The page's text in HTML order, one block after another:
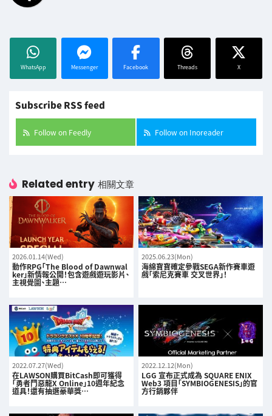
WhatsApp Messenger Facebook Threads X
Subscribe RSS feed
Follow on Feedly Follow on Inoreader
Related entry 相關文章
2026.01.14(Wed)
動作RPG「The Blood of Dawnwal
ker」新情報公開！包含遊戲遊玩影片、
主視覺圖、主題…
2025.06.23(Mon)
海綿寶寶確定參戰SEGA新作賽車遊
戲「索尼克賽車 交叉世界」！
2022.07.27(Wed)
在LAWSON購買BitCash即可獲得
「勇者鬥惡龍X Online」10週年紀念
道具！還有抽選豪華獎…
2022.12.12(Mon)
LGG 宣布正式成為 SQUARE ENIX
Web3 項目「SYMBIOGENESIS」的官
方行銷夥伴